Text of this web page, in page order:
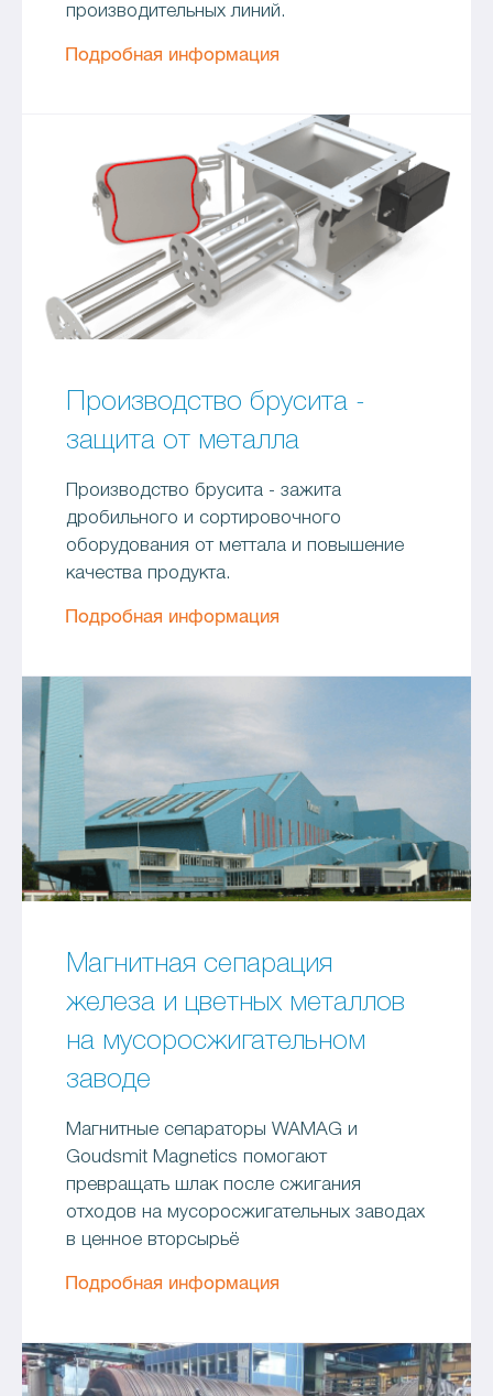
производительных линий.
Подробная информация
Производство брусита -
защита от металла
Производство брусита - зажита
дробильного и сортировочного
оборудования от меттала и повышение
качества продукта.
Подробная информация
Магнитная сепарация
железа и цветных металлов
на мусоросжигательном
заводе
Магнитные сепараторы WAMAG и
Goudsmit Magnetics помогают
превращать шлак после сжигания
отходов на мусоросжигательных заводах
в ценное вторсырьё
Подробная информация